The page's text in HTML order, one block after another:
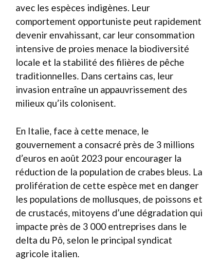
avec les espèces indigènes. Leur
comportement opportuniste peut rapidement
devenir envahissant, car leur consommation
intensive de proies menace la biodiversité
locale et la stabilité des filières de pêche
traditionnelles. Dans certains cas, leur
invasion entraîne un appauvrissement des
milieux qu’ils colonisent.
En Italie, face à cette menace, le
gouvernement a consacré près de 3 millions
d’euros en août 2023 pour encourager la
réduction de la population de crabes bleus. La
prolifération de cette espèce met en danger
les populations de mollusques, de poissons et
de crustacés, mitoyens d’une dégradation qui
impacte près de 3 000 entreprises dans le
delta du Pô, selon le principal syndicat
agricole italien.